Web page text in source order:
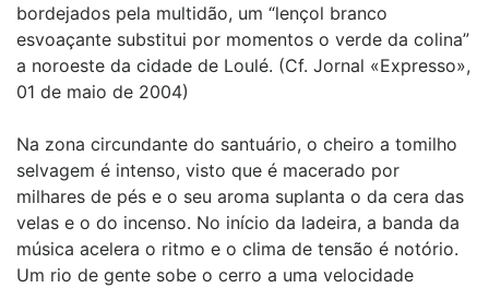
bordejados pela multidão, um “lençol branco
esvoaçante substitui por momentos o verde da colina”
a noroeste da cidade de Loulé. (Cf. Jornal «Expresso»,
01 de maio de 2004)
Na zona circundante do santuário, o cheiro a tomilho
selvagem é intenso, visto que é macerado por
milhares de pés e o seu aroma suplanta o da cera das
velas e o do incenso. No início da ladeira, a banda da
música acelera o ritmo e o clima de tensão é notório.
Um rio de gente sobe o cerro a uma velocidade